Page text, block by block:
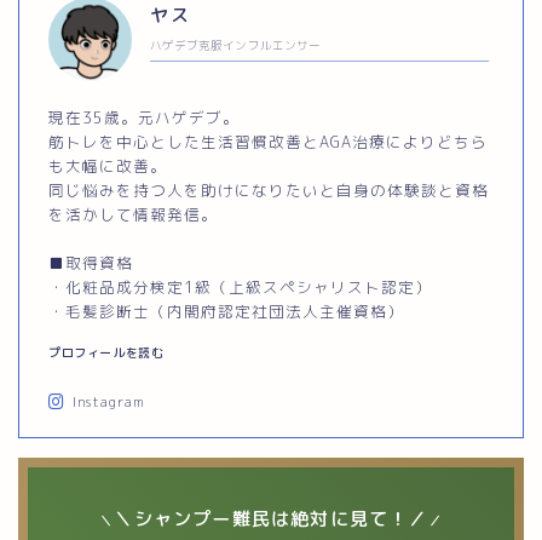
ヤス
ハゲデブ克服インフルエンサー
現在35歳。元ハゲデブ。
筋トレを中心とした生活習慣改善とAGA治療によりどちら
も大幅に改善。
同じ悩みを持つ人を助けになりたいと自身の体験談と資格
を活かして情報発信。
■取得資格
・化粧品成分検定1級（上級スペシャリスト認定）
・毛髪診断士（内閣府認定社団法人主催資格）
プロフィールを読む
Instagram
＼ ＼シャンプー難民は絶対に見て！／ ／